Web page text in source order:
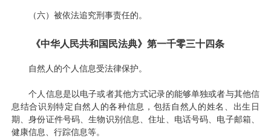
（六）被依法追究刑事责任的。
《中华人民共和国民法典》第一千零三十四条
自然人的个人信息受法律保护。
个人信息是以电子或者其他方式记录的能够单独或者与其他信
息结合识别特定自然人的各种信息，包括自然人的姓名、出生日
期、身份证件号码、生物识别信息、住址、电话号码、电子邮箱、
健康信息、行踪信息等。